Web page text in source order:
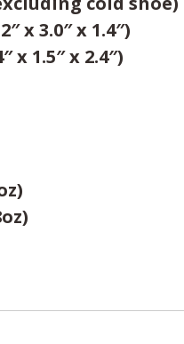
x 3.0″ x 1.4″)
x 1.5″ x 2.4″)